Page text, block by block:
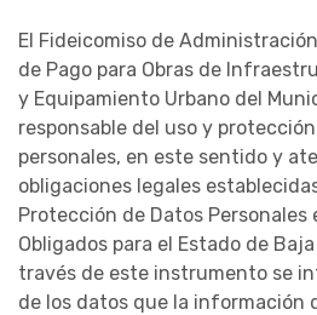
El Fideicomiso de
de Pago para Obras de
y Equipamiento Urbano del
responsable del uso y
personales, en este sentido y
obligaciones legales
Protección de Datos Personales
Obligados para el Estado de
través de este instrumento se
de los datos que la información